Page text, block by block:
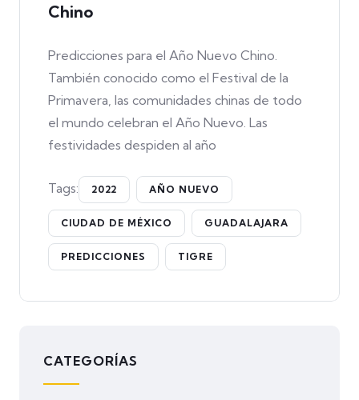
Chino
Predicciones para el Año Nuevo Chino.
También conocido como el Festival de la
Primavera, las comunidades chinas de todo
el mundo celebran el Año Nuevo. Las
festividades despiden al año
Tags: 2022 AÑO NUEVO
CIUDAD DE MÉXICO GUADALAJARA
PREDICCIONES TIGRE
CATEGORÍAS